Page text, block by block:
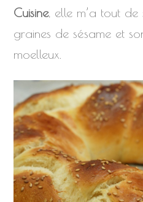
Cuisine, elle m’a tout de
graines de sésame et
moelleux.